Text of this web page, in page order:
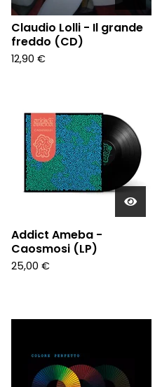
Claudio Lolli - Il grande
freddo (CD)
12,90 €
Addict Ameba -
Caosmosi (LP)
25,00 €